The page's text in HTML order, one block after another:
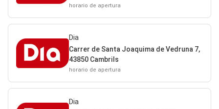
horario de apertura
Dia
Carrer de Santa Joaquima de Vedruna 7,
43850 Cambrils
horario de apertura
Dia